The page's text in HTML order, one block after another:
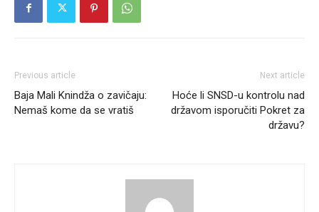
Previous article
Baja Mali Knindža o zavičaju:
Nemaš kome da se vratiš
Next article
Hoće li SNSD-u kontrolu nad
državom isporučiti Pokret za
državu?